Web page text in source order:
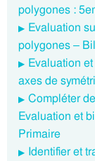
polygones :
Evaluation
polygones –
Evaluation
axes de
Compléter
Evaluation et
Primaire
Identifier et